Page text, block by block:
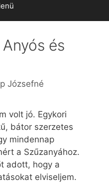
és
Józsefné
volt jó. Egykori
bátor szerzetes
mindennap
a Szűzanyához.
adott, hogy a
elviseljem.